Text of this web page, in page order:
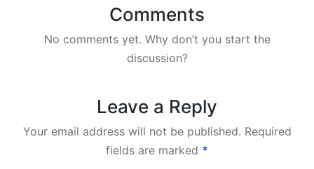
Comments
No comments yet. Why don’t you start the
discussion?
Leave a Reply
Your email address will not be published. Required
fields are marked *